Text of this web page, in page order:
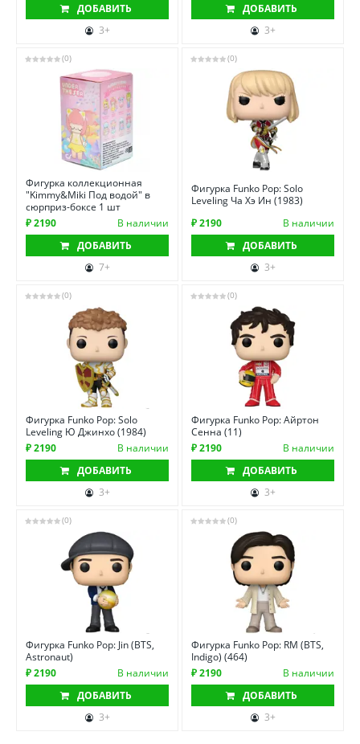
ДОБАВИТЬ
3+
ДОБАВИТЬ
3+
(0)
Фигурка коллекционная
"Kimmy&Miki Под водой" в
сюрприз-боксе 1 шт
₽ 2190
В наличии
ДОБАВИТЬ
7+
(0)
Фигурка Funko Pop: Solo
Leveling Ча Хэ Ин (1983)
₽ 2190
В наличии
ДОБАВИТЬ
3+
(0)
Фигурка Funko Pop: Solo
Leveling Ю Джинхо (1984)
₽ 2190
В наличии
ДОБАВИТЬ
3+
(0)
Фигурка Funko Pop: Айртон
Сенна (11)
₽ 2190
В наличии
ДОБАВИТЬ
3+
(0)
Фигурка Funko Pop: Jin (BTS,
Astronaut)
₽ 2190
В наличии
ДОБАВИТЬ
3+
(0)
Фигурка Funko Pop: RM (BTS,
Indigo) (464)
₽ 2190
В наличии
ДОБАВИТЬ
3+